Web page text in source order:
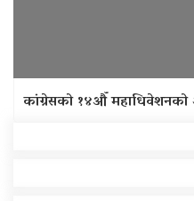
कांग्रेसको १४औँ महाधिवेशनको